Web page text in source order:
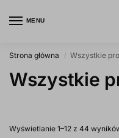
MENU
Strona główna / Wszystkie
Wszystkie
Wyświetlanie 1–12 z 44